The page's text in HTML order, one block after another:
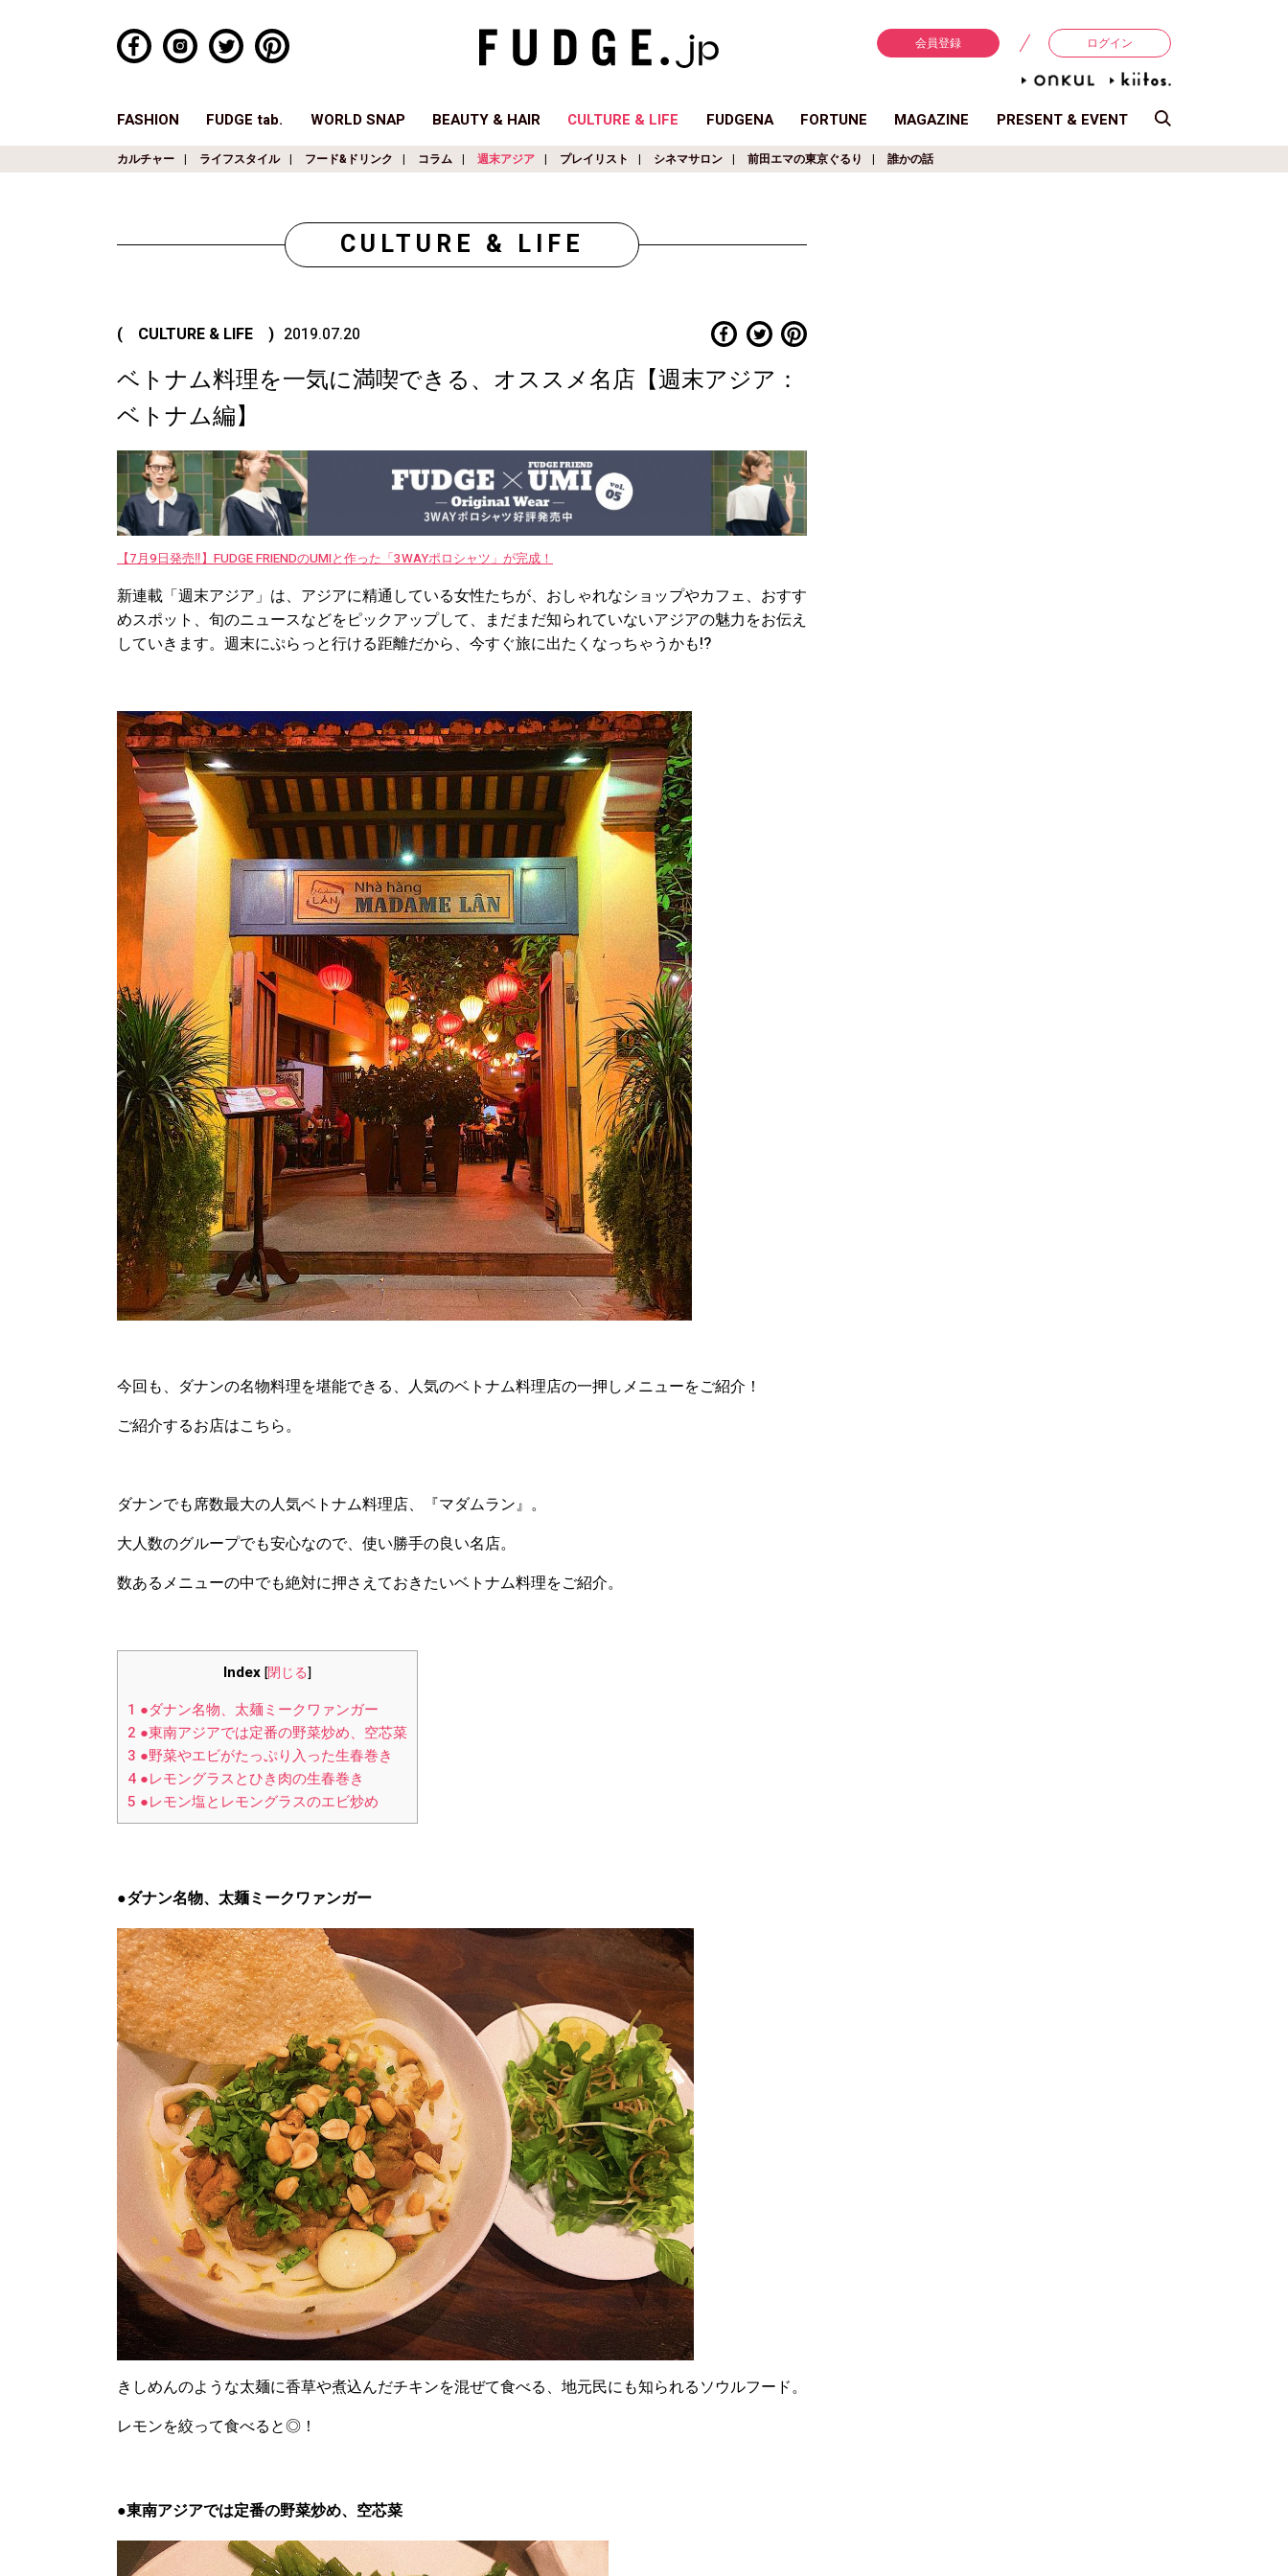
会員登録 ログイン
FASHION FUDGE tab. WORLD SNAP BEAUTY & HAIR CULTURE & LIFE FUDGENA FORTUNE MAGAZINE PRESENT & EVENT
カルチャー ライフスタイル フード&ドリンク コラム 週末アジア プレイリスト シネマサロン 前田エマの東京ぐるり 誰かの話
CULTURE & LIFE
( CULTURE & LIFE ) 2019.07.20
ベトナム料理を一気に満喫できる、オススメ名店【週末アジア：
ベトナム編】
【7月9日発売‼︎】FUDGE FRIENDのUMIと作った「3WAYポロシャツ」が完成！
新連載「週末アジア」は、アジアに精通している女性たちが、おしゃれなショップやカフェ、おすす
めスポット、旬のニュースなどをピックアップして、まだまだ知られていないアジアの魅力をお伝え
していきます。週末にぷらっと行ける距離だから、今すぐ旅に出たくなっちゃうかも!?
今回も、ダナンの名物料理を堪能できる、人気のベトナム料理店の一押しメニューをご紹介！
ご紹介するお店はこちら。
ダナンでも席数最大の人気ベトナム料理店、『マダムラン』。
大人数のグループでも安心なので、使い勝手の良い名店。
数あるメニューの中でも絶対に押さえておきたいベトナム料理をご紹介。
Index [閉じる]
1 ●ダナン名物、太麺ミークワァンガー
2 ●東南アジアでは定番の野菜炒め、空芯菜
3 ●野菜やエビがたっぷり入った生春巻き
4 ●レモングラスとひき肉の生春巻き
5 ●レモン塩とレモングラスのエビ炒め
●ダナン名物、太麺ミークワァンガー
きしめんのような太麺に香草や煮込んだチキンを混ぜて食べる、地元民にも知られるソウルフード。
レモンを絞って食べると◎！
●東南アジアでは定番の野菜炒め、空芯菜